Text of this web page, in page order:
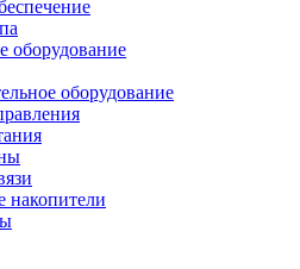
оборудование
оборудование